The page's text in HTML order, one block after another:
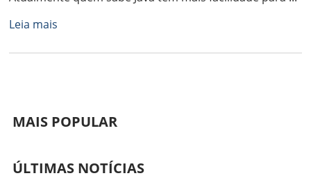
Leia mais
MAIS POPULAR
ÚLTIMAS NOTÍCIAS